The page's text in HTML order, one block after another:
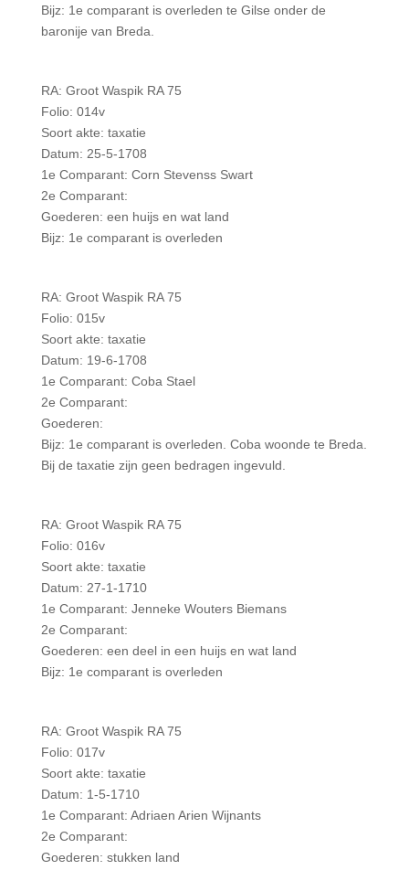
Bijz: 1e comparant is overleden te Gilse onder de
baronije van Breda.
RA: Groot Waspik RA 75
Folio: 014v
Soort akte: taxatie
Datum: 25-5-1708
1e Comparant: Corn Stevenss Swart
2e Comparant:
Goederen: een huijs en wat land
Bijz: 1e comparant is overleden
RA: Groot Waspik RA 75
Folio: 015v
Soort akte: taxatie
Datum: 19-6-1708
1e Comparant: Coba Stael
2e Comparant:
Goederen:
Bijz: 1e comparant is overleden. Coba woonde te Breda.
Bij de taxatie zijn geen bedragen ingevuld.
RA: Groot Waspik RA 75
Folio: 016v
Soort akte: taxatie
Datum: 27-1-1710
1e Comparant: Jenneke Wouters Biemans
2e Comparant:
Goederen: een deel in een huijs en wat land
Bijz: 1e comparant is overleden
RA: Groot Waspik RA 75
Folio: 017v
Soort akte: taxatie
Datum: 1-5-1710
1e Comparant: Adriaen Arien Wijnants
2e Comparant:
Goederen: stukken land